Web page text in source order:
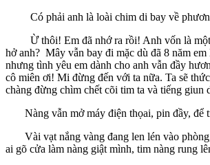
Có phải anh là loài chim di bay về phương
Ừ thôi! Em đã nhớ ra rồi! Anh vốn là một
hở anh? Mây vẫn bay đi mặc dù đã 8 năm
nhưng tình yêu em dành cho anh vẫn đầy
cô miên ơi! Mi đừng đến với ta nữa. Ta sẽ
chàng đừng chìm chết cõi tim ta và tiếng giun
Nàng vẫn mở máy điện thọai, pin đầy, để
Vài vạt nắng vàng đang len lén vào phòng,
ai gõ cửa làm nàng giật mình, tim nàng rung